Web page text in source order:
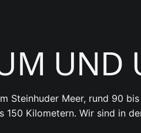
UND
Steinhuder Meer, rund 90
Kilometern. Wir sind in